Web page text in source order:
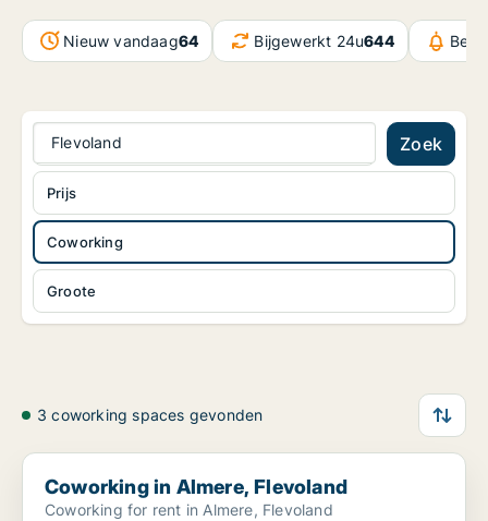
Nieuw vandaag64 Bijgewerkt 24u644
Flevoland Zoek
Coworking
Groote
Prijs
3 coworking spaces gevonden
Coworking in Almere, Flevoland
Coworking in Almere, Flevoland
Coworking for rent in Almere, Flevoland